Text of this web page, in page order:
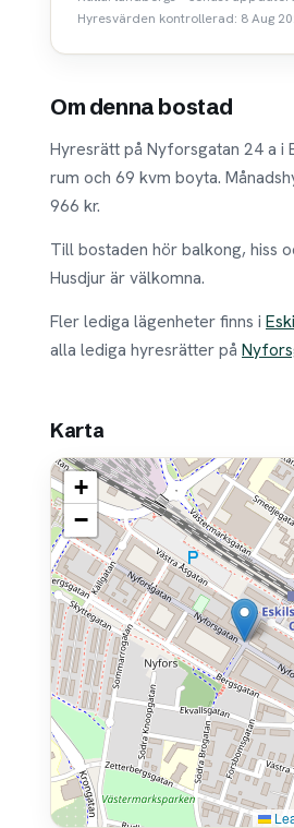
Hyresvärden kontrollerad: 8 Aug
Om denna bostad
Hyresrätt på Nyforsgatan 24 a i
rum och 69 kvm boyta.
966 kr.
Till bostaden hör balkong, hiss
Husdjur är välkomna.
Fler lediga lägenheter finns i
alla lediga hyresrätter på
Karta
+
−